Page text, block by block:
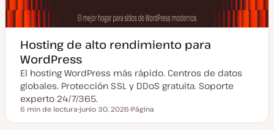
Hosting de alto rendimiento para
WordPress
El hosting WordPress más rápido. Centros de datos
globales. Protección SSL y DDoS gratuita. Soporte
experto 24/7/365.
Tiempo de lectura
6 min de lectura
e
junio 30, 2026
i
Página